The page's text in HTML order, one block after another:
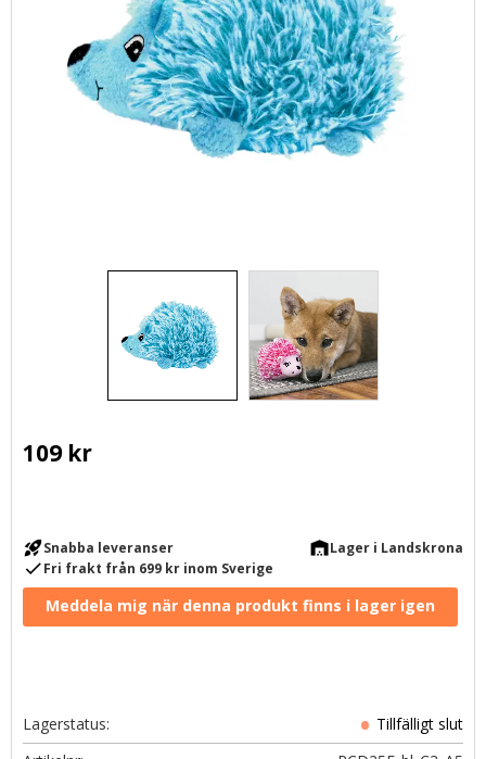
109kr
rocket_launchSnabba leveranser warehouseLager i Landskrona
checkFri frakt från 699 kr inom Sverige
Lagerstatus